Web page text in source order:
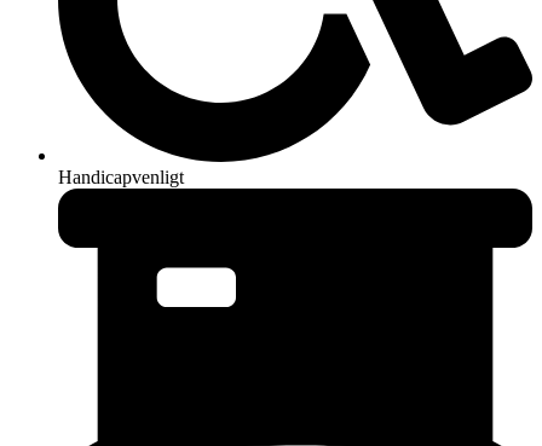
Handicapvenligt